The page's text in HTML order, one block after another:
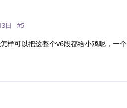
日 #5
样可以把这整个v6段都给小鸡呢，一